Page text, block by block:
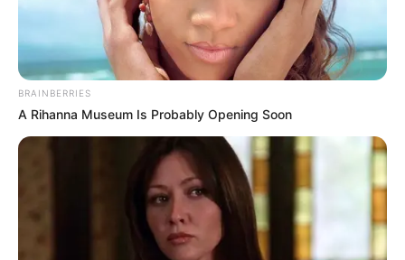
BRAINBERRIES
A Rihanna Museum Is Probably Opening Soon